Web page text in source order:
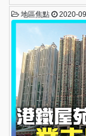
地區焦點 2020-